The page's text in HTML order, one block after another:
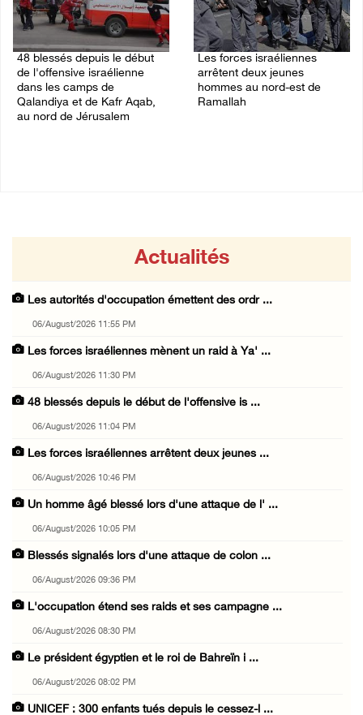
48 blessés depuis le début
de l'offensive israélienne
dans les camps de
Qalandiya et de Kafr Aqab,
au nord de Jérusalem
Les forces israéliennes
arrêtent deux jeunes
hommes au nord-est de
Ramallah
Actualités
Les autorités d'occupation émettent des ordr ...
06/August/2026 11:55 PM
Les forces israéliennes mènent un raid à Ya' ...
06/August/2026 11:30 PM
48 blessés depuis le début de l'offensive is ...
06/August/2026 11:04 PM
Les forces israéliennes arrêtent deux jeunes ...
06/August/2026 10:46 PM
Un homme âgé blessé lors d'une attaque de l' ...
06/August/2026 10:05 PM
Blessés signalés lors d'une attaque de colon ...
06/August/2026 09:36 PM
L'occupation étend ses raids et ses campagne ...
06/August/2026 08:30 PM
Le président égyptien et le roi de Bahreïn i ...
06/August/2026 08:02 PM
UNICEF : 300 enfants tués depuis le cessez-l ...